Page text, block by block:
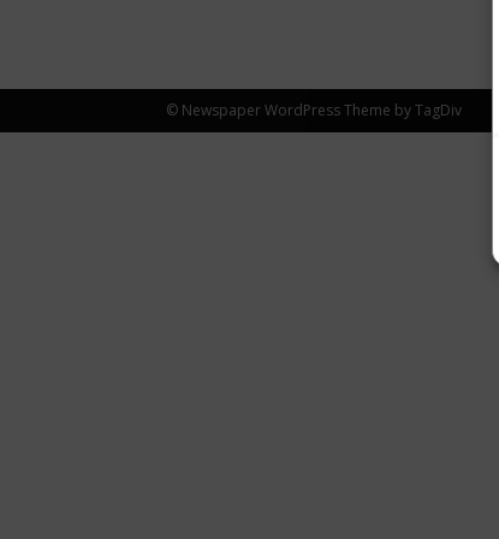
© Newspaper WordPress Theme by TagDiv